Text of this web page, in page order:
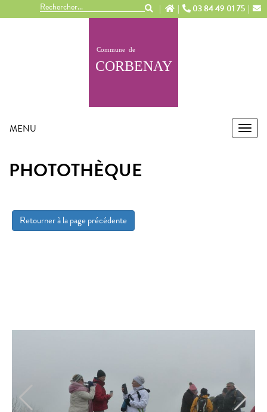
03 84 49 01 75
MENU
PHOTOTHÈQUE
Retourner à la page précédente
Panneau de gestion des cookies